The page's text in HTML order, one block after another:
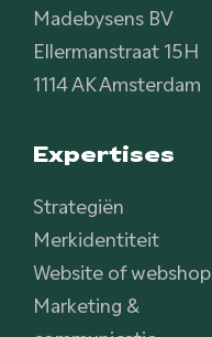
Madebysens BV
Ellermanstraat 15H
1114 AK Amsterdam
Expertises
Strategiën
Merkidentiteit
Website of webshop
Marketing &